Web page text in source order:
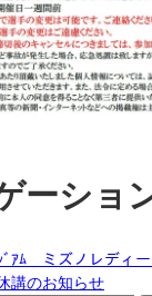
ーショ
ｼﾞｱﾑ ミズノレディ
講のお知らせ